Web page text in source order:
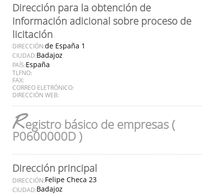
Dirección para la obtención de
información adicional sobre proceso de
licitación
DIRECCIÓN:de España 1
CIUDAD:Badajoz
PAÍS:España
TLFNO:
FAX:
CORREO ELETRÓNICO:
DIRECCIÓN WEB:
Registro básico de empresas (
P0600000D )
Dirección principal
DIRECCIÓN:Felipe Checa 23
CIUDAD:Badajoz